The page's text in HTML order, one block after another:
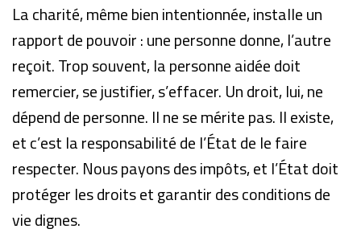
La charité, même bien intentionnée, installe un
rapport de pouvoir : une personne donne, l’autre
reçoit. Trop souvent, la personne aidée doit
remercier, se justifier, s’effacer. Un droit, lui, ne
dépend de personne. Il ne se mérite pas. Il existe,
et c’est la responsabilité de l’État de le faire
respecter. Nous payons des impôts, et l’État doit
protéger les droits et garantir des conditions de
vie dignes.